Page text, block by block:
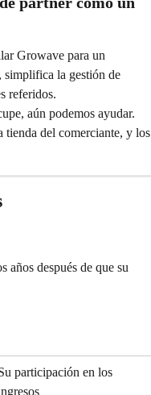
Growave para un
simplifica la gestión de
referidos.
aún podemos ayudar.
tienda del comerciante, y los
años después de que su
participación en los